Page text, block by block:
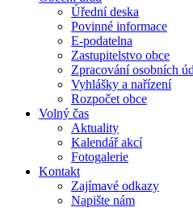
Úřední deska
Povinné informace
E-podatelna
Zastupitelstvo obce
Zpracování osobních
Vyhlášky a nařízení
Rozpočet obce
Volný čas
Aktuality
Kalendář akcí
Fotogalerie
Kontakt
Zajímavé odkazy
Napište nám